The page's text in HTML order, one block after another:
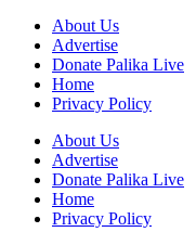
About Us
Advertise
Donate Palika Live
Home
Privacy Policy
About Us
Advertise
Donate Palika Live
Home
Privacy Policy